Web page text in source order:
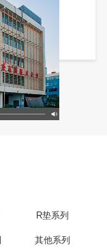
R垫系列
其他系列